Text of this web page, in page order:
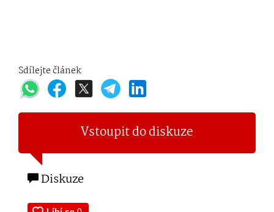
Sdílejte článek
Vstoupit do diskuze
Diskuze